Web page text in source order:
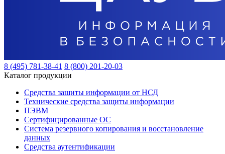
8 (495) 781-38-41 8 (800) 201-20-03
Каталог продукции
Средства защиты информации от НСД
Технические средства защиты информации
ПЭВМ
Сертифицированные ОС
Система резервного копирования и восстановление
данных
Средства аутентификации